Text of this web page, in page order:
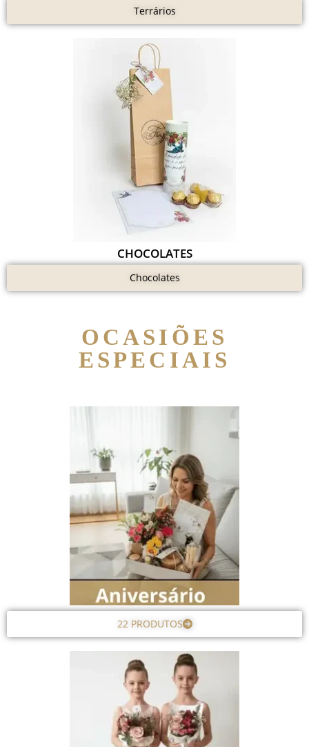
Terrários
CHOCOLATES
Chocolates
OCASIÕES
ESPECIAIS
22 PRODUTOS